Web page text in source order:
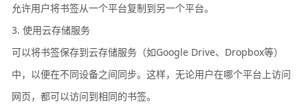
允许用户将书签从一个平台复制到另一个平台。
3. 使用云存储服务
可以将书签保存到云存储服务（如Google Drive、Dropbox等）
中，以便在不同设备之间同步。这样，无论用户在哪个平台上访问
网页，都可以访问到相同的书签。